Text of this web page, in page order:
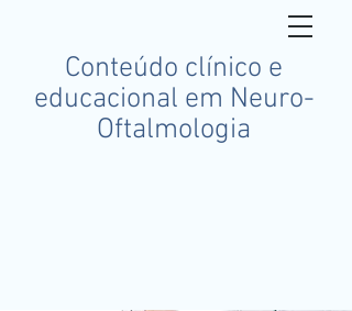
Conteúdo clínico e
educacional em Neuro-
Oftalmologia